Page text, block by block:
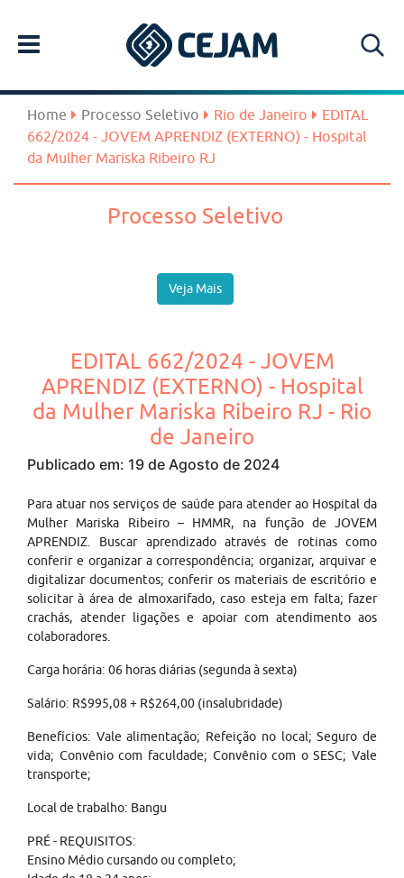
Home Processo Seletivo Rio de Janeiro
EDITAL
662/2024 - JOVEM APRENDIZ (EXTERNO) - Hospital
da Mulher Mariska Ribeiro RJ
Processo Seletivo
Veja Mais
EDITAL 662/2024 - JOVEM
APRENDIZ (EXTERNO) - Hospital
da Mulher Mariska Ribeiro RJ - Rio
de Janeiro
Publicado em: 19 de Agosto de 2024
Para atuar nos serviços de saúde para atender ao Hospital da
Mulher Mariska Ribeiro – HMMR, na função de JOVEM
APRENDIZ. Buscar aprendizado através de rotinas como
conferir e organizar a correspondência; organizar, arquivar e
digitalizar documentos; conferir os materiais de escritório e
solicitar à área de almoxarifado, caso esteja em falta; fazer
crachás, atender ligações e apoiar com atendimento aos
colaboradores.
Carga horária: 06 horas diárias (segunda à sexta)
Salário: R$995,08 + R$264,00 (insalubridade)
Benefícios: Vale alimentação; Refeição no local; Seguro de
vida; Convênio com faculdade; Convênio com o SESC; Vale
transporte;
Local de trabalho: Bangu
PRÉ - REQUISITOS:
Ensino Médio cursando ou completo;